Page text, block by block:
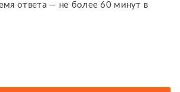
ответа — не более 60 минут в